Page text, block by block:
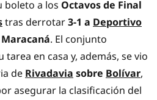
boleto a los Octavos de Final
tras derrotar3-1 a Deportivo
. El conjunto
en casa y, además, se vio
de Rivadavia sobre Bolívar,
asegurar la clasificación del